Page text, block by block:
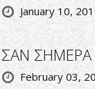
January 10,
ΣΑΝ ΣΗΜΕΡΑ
February 03,